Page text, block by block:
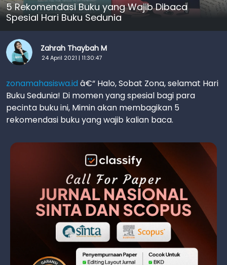
5 Rekomendasi Buku yang Wajib Dibaca
Spesial Hari Buku Sedunia
Zahrah Thaybah M
24 April 2021 | 11:30:47
zonamahasiswa.id â€“ Halo, Sobat Zona, selamat Hari
Buku Sedunia! Di momen yang spesial bagi para
pecinta buku ini, Mimin akan membagikan 5
rekomendasi buku yang wajib kalian baca.